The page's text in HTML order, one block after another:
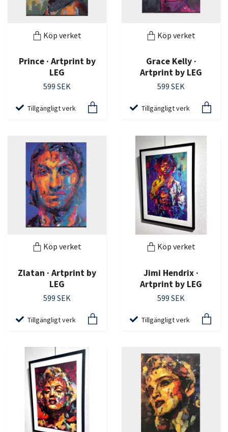
Köp verket
Prince · Artprint by
LEG
599 SEK
Tillgängligt verk
Köp verket
Grace Kelly ·
Artprint by LEG
599 SEK
Tillgängligt verk
Köp verket
Zlatan · Artprint by
LEG
599 SEK
Tillgängligt verk
Köp verket
Jimi Hendrix ·
Artprint by LEG
599 SEK
Tillgängligt verk